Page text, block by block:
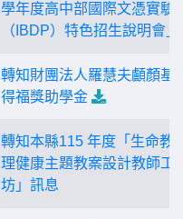
學年度高中部國際文憑實驗
（IBDP）特色招生說明會」
轉知財團法人羅慧夫顱顏基
得福獎助學金
轉知本縣115 年度「生命教
理健康主題教案設計教師工
坊」訊息